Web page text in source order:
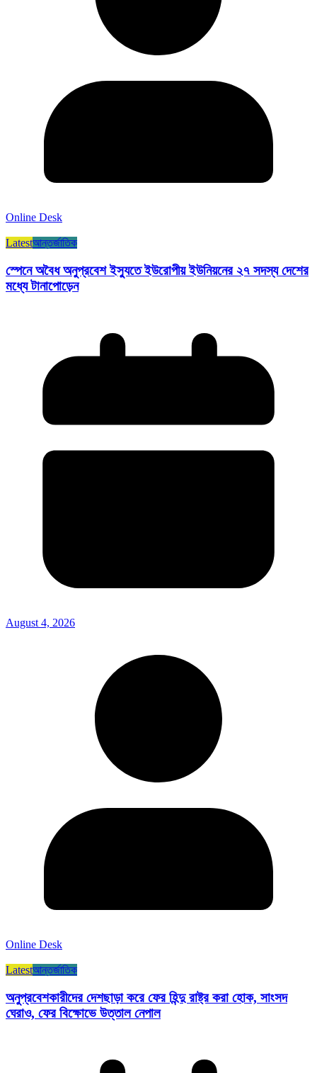
Online Desk
Latestআন্তর্জাতিক
স্পেনে অবৈধ অনুপ্রবেশ ইস্যুতে ইউরোপীয় ইউনিয়নের ২৭ সদস্য দেশের
মধ্যে টানাপোড়েন
August 4, 2026
Online Desk
Latestআন্তর্জাতিক
অনুপ্রবেশকারীদের দেশছাড়া করে ফের হিন্দু রাষ্ট্র করা হোক, সাংসদ
ঘেরাও, ফের বিক্ষোভে উত্তাল নেপাল